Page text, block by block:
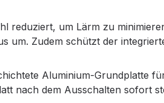
reduziert, um Lärm zu
um. Zudem schützt der
Aluminium-Grundplatte
nach dem Ausschalten sofort